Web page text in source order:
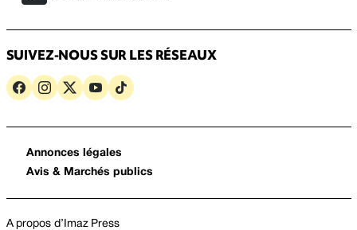
SUIVEZ-NOUS SUR LES RÉSEAUX
Annonces légales
Avis & Marchés publics
A propos d’Imaz Press